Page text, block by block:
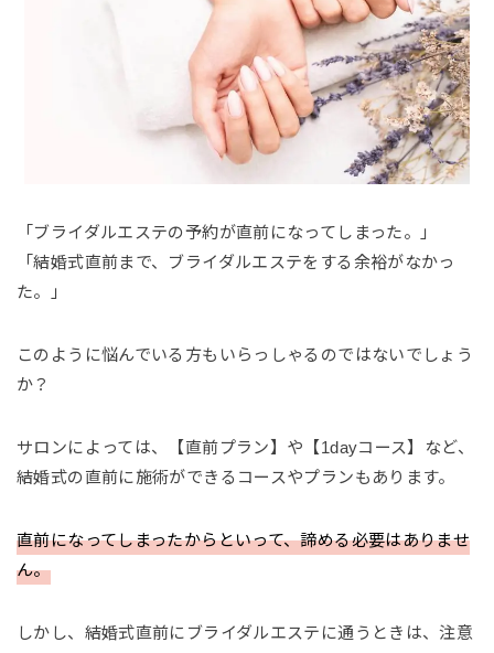
「ブライダルエステの予約が直前になってしまった。」
「結婚式直前まで、ブライダルエステをする余裕がなかっ
た。」
このように悩んでいる方もいらっしゃるのではないでしょう
か？
サロンによっては、【直前プラン】や【1dayコース】など、
結婚式の直前に施術ができるコースやプランもあります。
直前になってしまったからといって、諦める必要はありませ
ん。
しかし、結婚式直前にブライダルエステに通うときは、注意